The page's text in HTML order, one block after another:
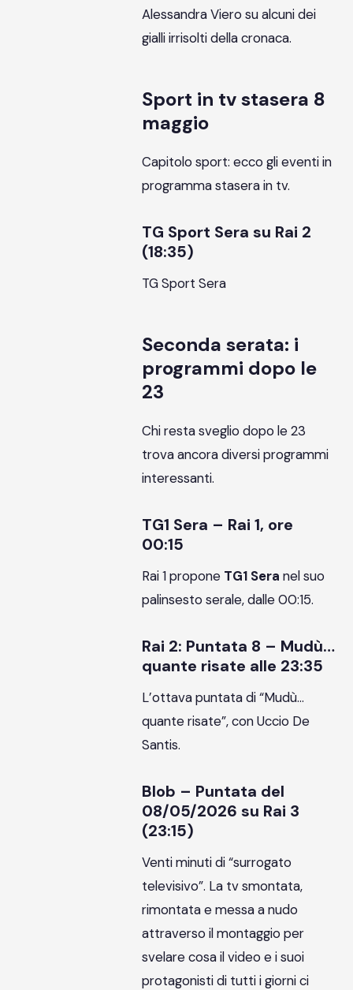
Alessandra Viero su alcuni dei
gialli irrisolti della cronaca.
Sport in tv stasera 8
maggio
Capitolo sport: ecco gli eventi in
programma stasera in tv.
TG Sport Sera su Rai 2
(18:35)
TG Sport Sera
Seconda serata: i
programmi dopo le
23
Chi resta sveglio dopo le 23
trova ancora diversi programmi
interessanti.
TG1 Sera – Rai 1, ore
00:15
Rai 1 propone TG1 Sera nel suo
palinsesto serale, dalle 00:15.
Rai 2: Puntata 8 – Mudù…
quante risate alle 23:35
L’ottava puntata di “Mudù…
quante risate”, con Uccio De
Santis.
Blob – Puntata del
08/05/2026 su Rai 3
(23:15)
Venti minuti di “surrogato
televisivo”. La tv smontata,
rimontata e messa a nudo
attraverso il montaggio per
svelare cosa il video e i suoi
protagonisti di tutti i giorni ci